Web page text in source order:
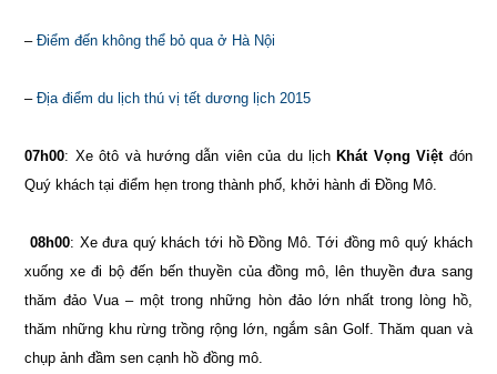
–Điểm đến không thể bỏ qua ở Hà Nội
–Địa điểm du lịch thú vị tết dương lịch 2015
07h00: Xe ôtô và hướng dẫn viên của du lịch Khát Vọng Việt đón
Quý khách tại điểm hẹn trong thành phố, khởi hành đi Đồng Mô.
08h00: Xe đưa quý khách tới hồ Đồng Mô. Tới đồng mô quý khách
xuống xe đi bộ đến bến thuyền của đồng mô, lên thuyền đưa sang
thăm đảo Vua – một trong những hòn đảo lớn nhất trong lòng hồ,
thăm những khu rừng trồng rộng lớn, ngắm sân Golf. Thăm quan và
chụp ảnh đầm sen cạnh hồ đồng mô.